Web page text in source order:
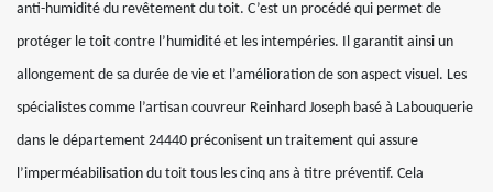
anti-humidité du revêtement du toit. C’est un procédé qui permet de
protéger le toit contre l’humidité et les intempéries. Il garantit ainsi un
allongement de sa durée de vie et l’amélioration de son aspect visuel. Les
spécialistes comme l’artisan couvreur Reinhard Joseph basé à Labouquerie
dans le département 24440 préconisent un traitement qui assure
l’imperméabilisation du toit tous les cinq ans à titre préventif. Cela